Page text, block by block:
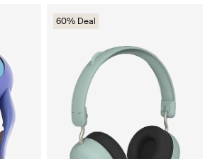
60% Deal